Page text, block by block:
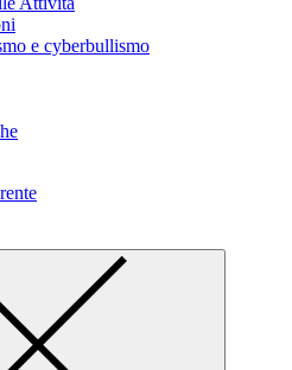
e cyberbullismo